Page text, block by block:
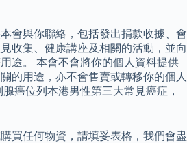
會與你聯絡，包括發出捐款收據、會
收集、健康講座及相關的活動，並向
途。 本會不會將你的個人資料提供
的用途，亦不會售賣或轉移你的個人
癌位列本港男性第三大常見癌症，
買任何物資，請填妥表格，我們會盡